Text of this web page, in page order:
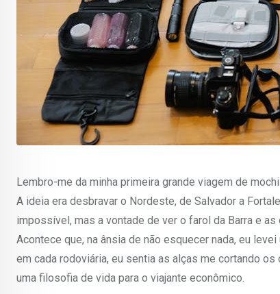
Lembro-me da minha primeira grande viagem de
A ideia era desbravar o Nordeste, de Salvador a
impossível, mas a vontade de ver o farol da Barra e
Acontece que, na ânsia de não esquecer nada, eu
em cada rodoviária, eu sentia as alças me cortando os
uma filosofia de vida para o viajante econômico.